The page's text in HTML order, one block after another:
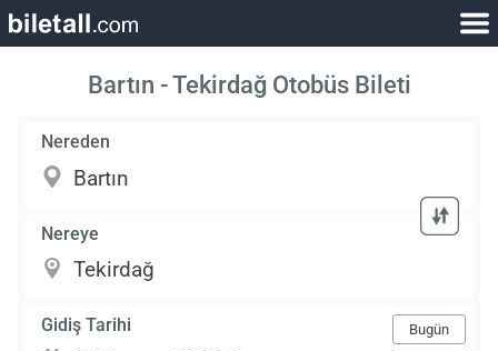
Bartın - Tekirdağ Otobüs Bileti
Nereden
Nereye
Gidiş Tarihi Bugün